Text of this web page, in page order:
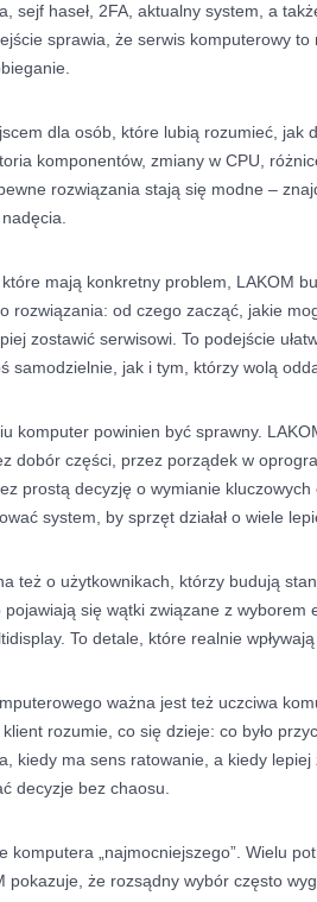
sejf haseł, 2FA, aktualny system, a
sprawia, że serwis komputerowy to
dla osób, które lubią rozumieć, jak
komponentów, zmiany w CPU,
rozwiązania stają się modne –
mają konkretny problem, LAKOM
rozwiązania: od czego zacząć, jakie
zostawić serwisowi. To podejście
samodzielnie, jak i tym, którzy wolą
komputer powinien być sprawny.
dobór części, przez porządek w
prostą decyzję o wymianie
system, by sprzęt działał o wiele
też o użytkownikach, którzy budują
pojawiają się wątki związane z wyborem
To detale, które realnie
ważna jest też uczciwa
rozumie, co się dzieje: co było
kiedy ma sens ratowanie, a kiedy lepiej
decyzje bez chaosu.
komputera „najmocniejszego”. Wielu
pokazuje, że rozsądny wybór często